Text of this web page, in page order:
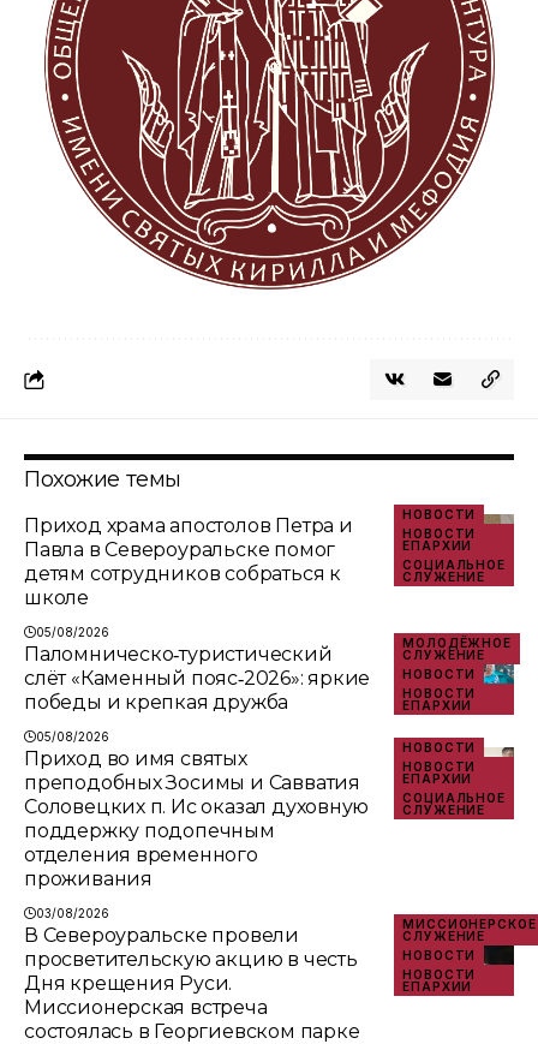
Похожие темы
НОВОСТИ
НОВОСТИ
ЕПАРХИИ
СОЦИАЛЬНОЕ
СЛУЖЕНИЕ
Приход храма апостолов Петра и
Павла в Североуральске помог
детям сотрудников собраться к
школе
05/08/2026
МОЛОДЁЖНОЕ
СЛУЖЕНИЕ
НОВОСТИ
НОВОСТИ
ЕПАРХИИ
Паломническо‑туристический
слёт «Каменный пояс‑2026»: яркие
победы и крепкая дружба
05/08/2026
НОВОСТИ
НОВОСТИ
ЕПАРХИИ
СОЦИАЛЬНОЕ
СЛУЖЕНИЕ
Приход во имя святых
преподобных Зосимы и Савватия
Соловецких п. Ис оказал духовную
поддержку подопечным
отделения временного
проживания
03/08/2026
МИССИОНЕРСКОЕ
СЛУЖЕНИЕ
НОВОСТИ
НОВОСТИ
ЕПАРХИИ
В Североуральске провели
просветительскую акцию в честь
Дня крещения Руси.
Миссионерская встреча
состоялась в Георгиевском парке